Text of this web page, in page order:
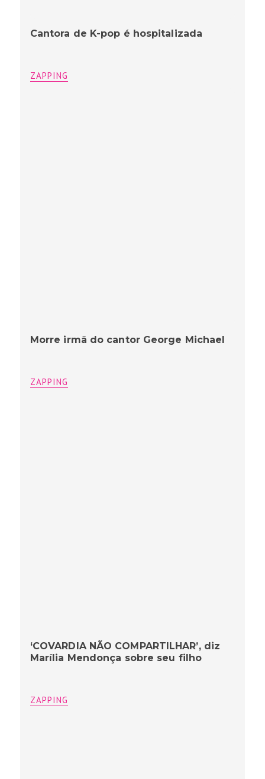
Cantora de K-pop é hospitalizada
ZAPPING
Morre irmã do cantor George Michael
ZAPPING
‘COVARDIA NÃO COMPARTILHAR’, diz
Marília Mendonça sobre seu filho
ZAPPING